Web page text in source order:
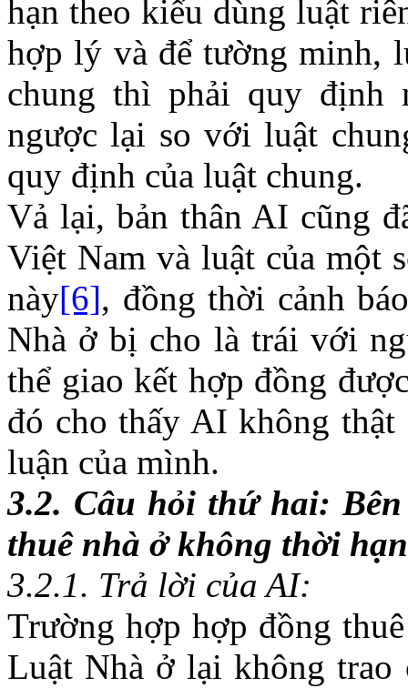
hạn theo kiểu dùng luật
hợp lý và để tường minh,
chung thì phải quy định
ngược lại so với luật
quy định của luật chung.
Vả lại, bản thân AI cũng
Việt Nam và luật của một
này[6], đồng thời cảnh
Nhà ở bị cho là trái với
thể giao kết hợp đồng
đó cho thấy AI không
luận của mình.
3.2. Câu hỏi thứ hai:
thuê nhà ở không thời
3.2.1. Trả lời của AI:
Trường hợp hợp đồng
Luật Nhà ở lại không trao